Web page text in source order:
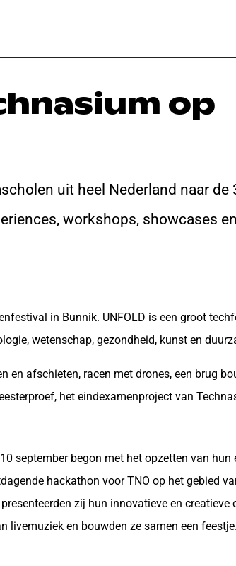
op
uit heel Nederland naar de
workshops, showcases
in Bunnik. UNFOLD is een groot
wetenschap, gezondheid, kunst en
afschieten, racen met drones, een brug
het eindexamenproject van
september begon met het opzetten van hun
hackathon voor TNO op het gebied
zij hun innovatieve en creatieve
livemuziek en bouwden ze samen een feestje.